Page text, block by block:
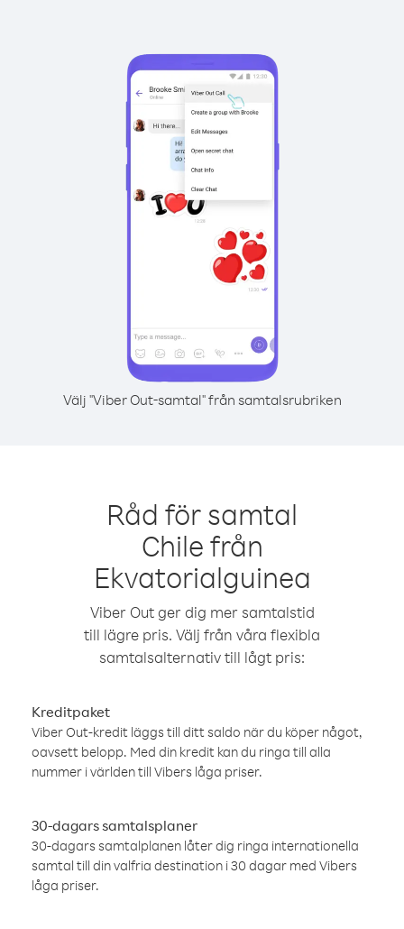
Välj "Viber Out-samtal" från samtalsrubriken
Råd för samtal
Chile från
Ekvatorialguinea
Viber Out ger dig mer samtalstid
till lägre pris. Välj från våra flexibla
samtalsalternativ till lågt pris:
Kreditpaket
Viber Out-kredit läggs till ditt saldo när du köper något,
oavsett belopp. Med din kredit kan du ringa till alla
nummer i världen till Vibers låga priser.
30-dagars samtalsplaner
30-dagars samtalplanen låter dig ringa internationella
samtal till din valfria destination i 30 dagar med Vibers
låga priser.